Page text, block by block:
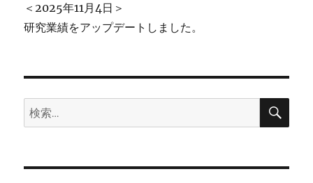
イ
さ
ま
＜2025年11月4日＞
研究業績をアップデートしました。
検
索:
検